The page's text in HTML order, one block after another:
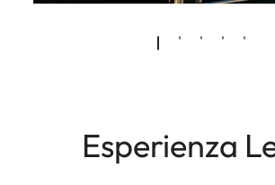
Esperienza